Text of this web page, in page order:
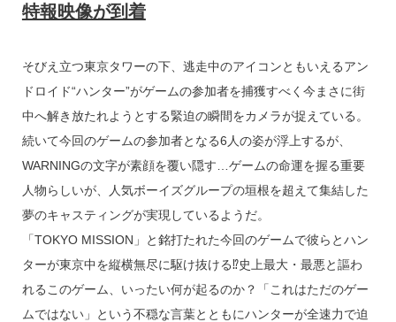
特報映像が到着
そびえ立つ東京タワーの下、逃走中のアイコンともいえるアン
ドロイド“ハンター”がゲームの参加者を捕獲すべく今まさに街
中へ解き放たれようとする緊迫の瞬間をカメラが捉えている。
続いて今回のゲームの参加者となる6人の姿が浮上するが、
WARNINGの文字が素顔を覆い隠す…ゲームの命運を握る重要
人物らしいが、人気ボーイズグループの垣根を超えて集結した
夢のキャスティングが実現しているようだ。
「TOKYO MISSION」と銘打たれた今回のゲームで彼らとハン
ターが東京中を縦横無尽に駆け抜ける⁉史上最大・最悪と謳わ
れるこのゲーム、いったい何が起るのか？「これはただのゲー
ムではない」という不穏な言葉とともにハンターが全速力で迫